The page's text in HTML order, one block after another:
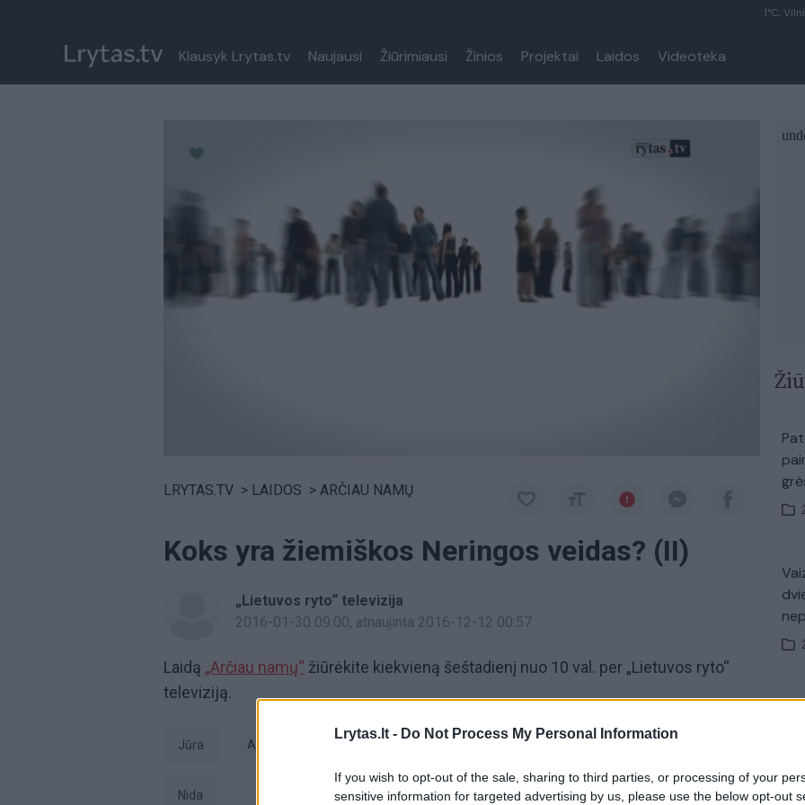
Lrytas.lt - Do Not Process My Personal Information
If you wish to opt-out of the sale, sharing to third parties, or processing of your
sensitive information for targeted advertising by us, please use the below opt-out
1°C,
Klausyk Lrytas.tv Naujausi Žiūrimiausi Žinios Projektai Laidos Videoteka
LRYTAS.TV > LAIDOS > ARČIAU NAMŲ
Koks yra žiemiškos Neringos veidas? (II)
„Lietuvos ryto“ televizija
2016-01-30 09:00, atnaujinta 2016-12-12 00:57
Laidą „Arčiau namų“ žiūrėkite kiekvieną šeštadienį nuo 10 val. per „Lietuvos ryto“
televiziją.
Jūra Kelionės
Nida